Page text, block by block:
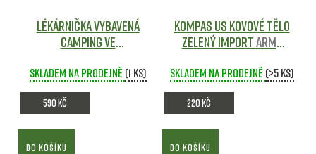
Lékárnička vybavená
CAMPING ve
MIL-TECArmy shop
Skladem na prodejně (1 ks)
590 Kč
DO KOŠÍKU
Kompas US kovové tělo
ZELENÝ importArmy
Skladem na prodejně (>5 ks)
220 Kč
DO KOŠÍKU